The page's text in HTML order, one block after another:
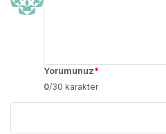
Yorumunuz*
0/30 karakter